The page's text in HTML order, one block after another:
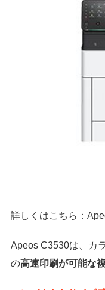
詳しくはこちら：
Apeos C3530は、カ
の高速印刷が可能な